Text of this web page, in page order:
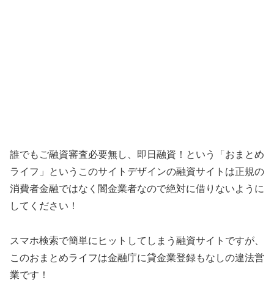
誰でもご融資審査必要無し、即日融資！ という「 おまとめ
ライフ 」というこのサイトデザインの融資サイトは正規の
消費者金融ではなく闇金業者なので絶対に借りないように
してください！
スマホ検索で簡単にヒットしてしまう融資サイトですが、
このおまとめライフは金融庁に貸金業登録もなしの違法営
業です！